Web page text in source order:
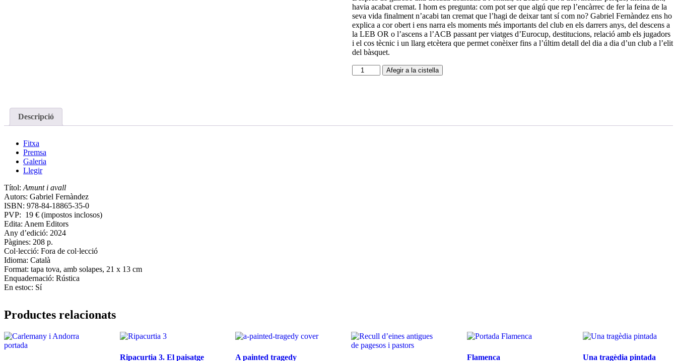
havia acabat cremat. I hom es pregunta: com pot ser que algú que rep l’encàrrec de fer la feina de la
seva vida finalment n’acabi tan cremat que l’hagi de deixar tant sí com no? Gabriel Fernàndez ens ho
explica a cor obert i ens narra els moments més importants del club en els darrers anys, del descens a
la LEB OR o l’ascens a l’ACB passant per viatges d’Eurocup, destitucions, relació amb els jugadors
i el cos tècnic i un llarg etcètera que permet conèixer fins a l’últim detall del dia a dia d’un club a l’elit
del bàsquet.
quantitat
de
Afegir a la cistella
Descripció
Fitxa
Premsa
Galeria
Llegir
Títol: Amunt i avall
Autors: Gabriel Fernàndez
ISBN: 978-84-18865-35-0
PVP: 19 € (impostos inclosos)
Edita: Anem Editors
Any d’edició: 2024
Pàgines: 208 p.
Col·lecció: Fora de col·lecció
Idioma: Català
Format: tapa tova, amb solapes, 21 x 13 cm
Enquadernació: Rústica
En estoc: Sí
Productes relacionats
Ripacurtia 3. El paisatge A painted tragedy Flamenca Una tragèdia pintada